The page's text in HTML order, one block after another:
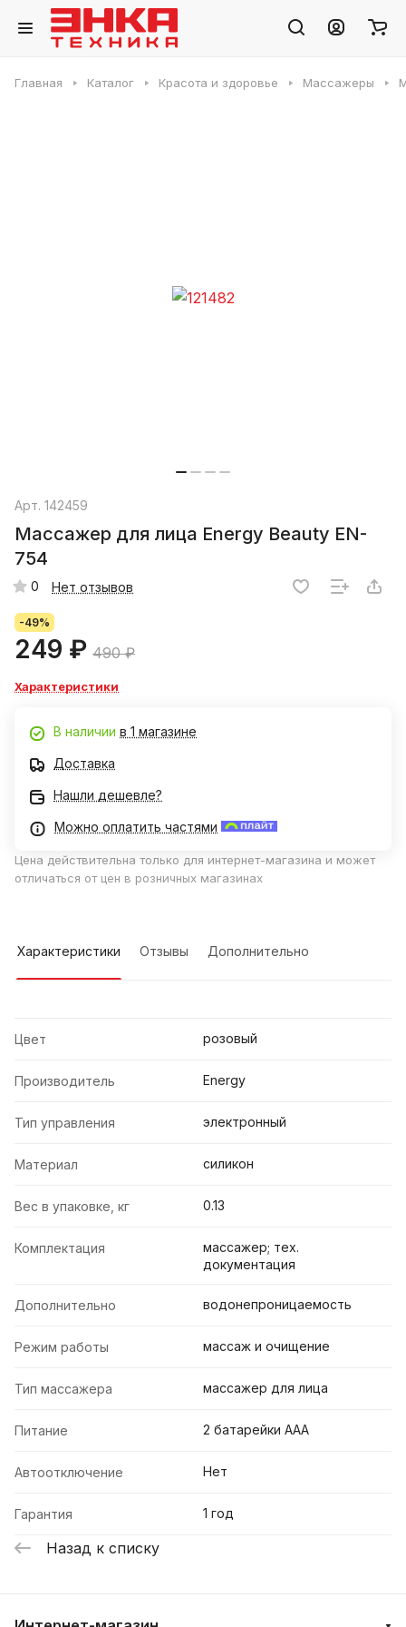
Главная Каталог Красота и здоровье Массажеры
Арт. 142459
Массажер для лица Energy Beauty EN-
754
0 Нет отзывов
-49%
249 ₽ 490 ₽
Характеристики
В наличии в 1 магазине
Доставка
Нашли дешевле?
Можно оплатить частями
Цена действительна только для интернет-магазина и может
отличаться от цен в розничных магазинах
Характеристики Отзывы Дополнительно
Цвет розовый
Производитель Energy
Тип управления электронный
Материал силикон
Вес в упаковке, кг 0.13
Комплектация
массажер; тех.
документация
Дополнительно водонепроницаемость
Режим работы массаж и очищение
Тип массажера массажер для лица
Питание 2 батарейки ААА
Автоотключение Нет
Гарантия 1 год
Назад к списку